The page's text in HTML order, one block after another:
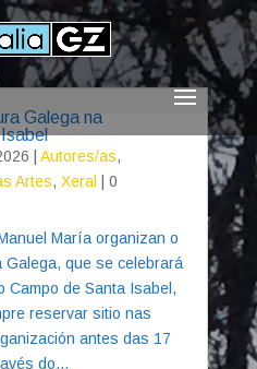
Galega na
Autores/as,
Artes, Xeral
| 0
María organizan o
Galega, que se celebrará
Campo de Santa Isabel,
reservar sitio nas
antes das 17
do...